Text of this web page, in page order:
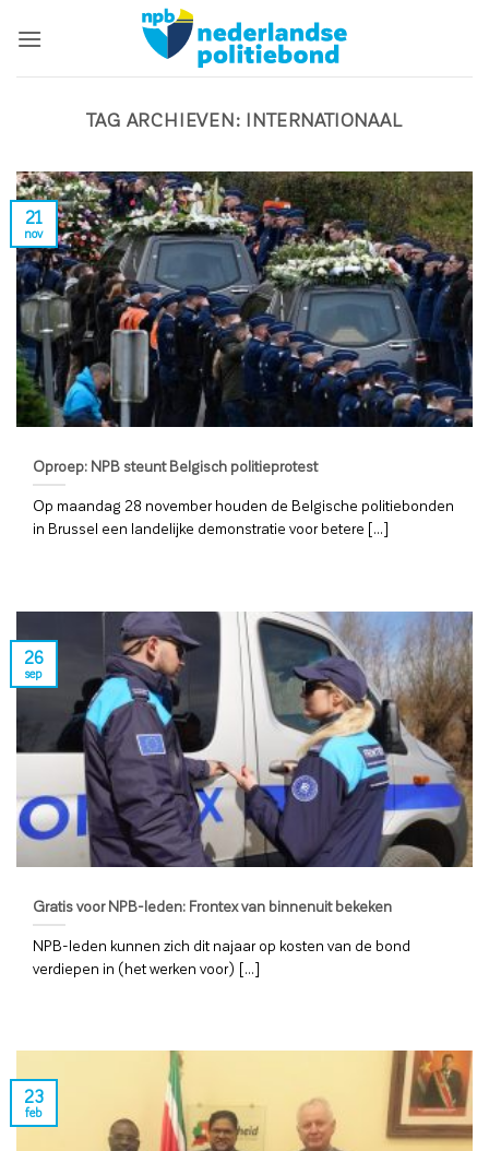
naar
TAG ARCHIEVEN: INTERNATIONAAL
Oproep: NPB steunt Belgisch politieprotest
Op maandag 28 november houden de Belgische politiebonden
in Brussel een landelijke demonstratie voor betere [...]
21
nov
Gratis voor NPB-leden: Frontex van binnenuit bekeken
NPB-leden kunnen zich dit najaar op kosten van de bond
verdiepen in (het werken voor) [...]
26
sep
23
feb